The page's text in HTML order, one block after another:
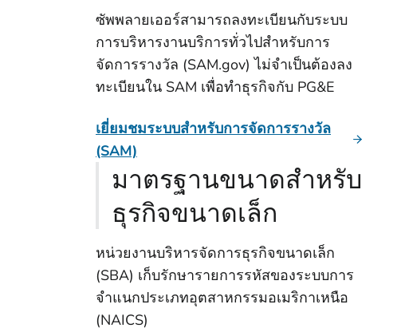
ซัพพลายเออร์สามารถลงทะเบียนกับระบบ
การบริหารงานบริการทั่วไปสําหรับการ
จัดการรางวัล (SAM.gov) ไม่จําเป็นต้องลง
ทะเบียนใน SAM เพื่อทําธุรกิจกับ PG&E
เยี่ยมชมระบบสําหรับการจัดการรางวัล
(SAM)
มาตรฐานขนาดสําหรับ
ธุรกิจขนาดเล็ก
หน่วยงานบริหารจัดการธุรกิจขนาดเล็ก
(SBA) เก็บรักษารายการรหัสของระบบการ
จําแนกประเภทอุตสาหกรรมอเมริกาเหนือ
(NAICS)